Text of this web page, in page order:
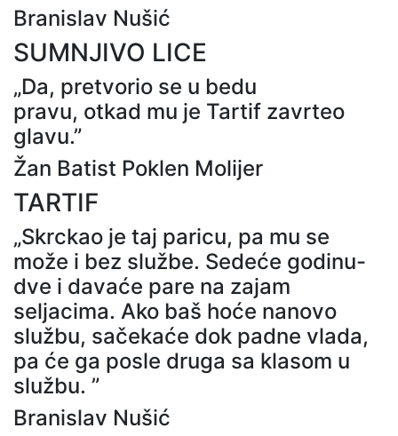
Branislav Nušić
SUMNJIVO LICE
„Da, pretvorio se u bedu
pravu, otkad mu je Tartif zavrteo
glavu.”
Žan Batist Poklen Molijer
TARTIF
„Skrckao je taj paricu, pa mu se
može i bez službe. Sedeće godinu-
dve i davaće pare na zajam
seljacima. Ako baš hoće nanovo
službu, sačekaće dok padne vlada,
pa će ga posle druga sa klasom u
službu. ”
Branislav Nušić